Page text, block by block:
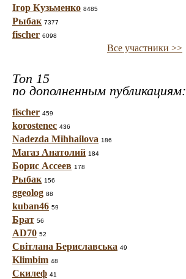
Ігор Кузьменко 8485
Рыбак 7377
fischer 6098
Все участники >>
Топ 15
по дополненным публикациям:
fischer 459
korostenec 436
Nadezda Mihhailova 186
Магаз Анатолий 184
Борис Ассеев 178
Рыбак 156
ggeolog 88
kuban46 59
Брат 56
AD70 52
Світлана Бериславська 49
Klimbim 48
Скилеф 41